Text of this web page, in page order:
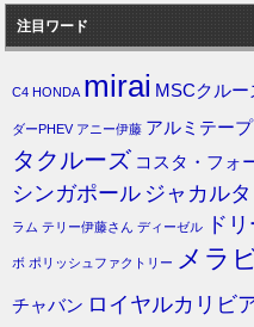
注目ワード
C4 HONDA mirai MSCクルー
ダーPHEV アニー伊藤 アルミテープ
タクルーズ コスタ・フォ
シンガポール ジャカルタ
ラム テリー伊藤さん ディーゼル ド
ボ ポリッシュファクトリー メラ
チャバン ロイヤルカリビ